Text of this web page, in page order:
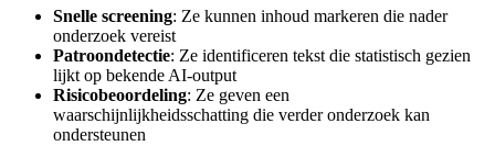
Snelle screening: Ze kunnen inhoud markeren die nader
onderzoek vereist
Patroondetectie: Ze identificeren tekst die statistisch gezien
lijkt op bekende AI-output
Risicobeoordeling: Ze geven een
waarschijnlijkheidsschatting die verder onderzoek kan
ondersteunen